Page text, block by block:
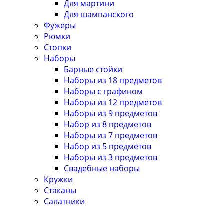
Для мартини
Для шампанского
Фужеры
Рюмки
Стопки
Наборы
Барные стойки
Наборы из 18 предметов
Наборы с графином
Наборы из 12 предметов
Наборы из 9 предметов
Набор из 8 предметов
Наборы из 7 предметов
Набор из 5 предметов
Наборы из 3 предметов
Свадебные наборы
Кружки
Стаканы
Салатники